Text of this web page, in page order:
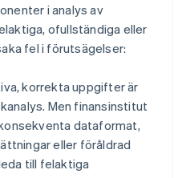
i analys av
ofullständiga eller
fel i förutsägelser:
korrekta uppgifter är
Men finansinstitut
dataformat,
eller föråldrad
till felaktiga